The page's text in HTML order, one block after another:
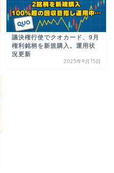
議決権行使でクオカード、9月
権利銘柄を新規購入。運用状
況更新
2025年9月15日